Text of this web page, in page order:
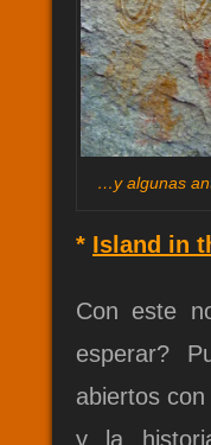
…y algunas
* Island in
Con este
esperar?
abiertos
y la